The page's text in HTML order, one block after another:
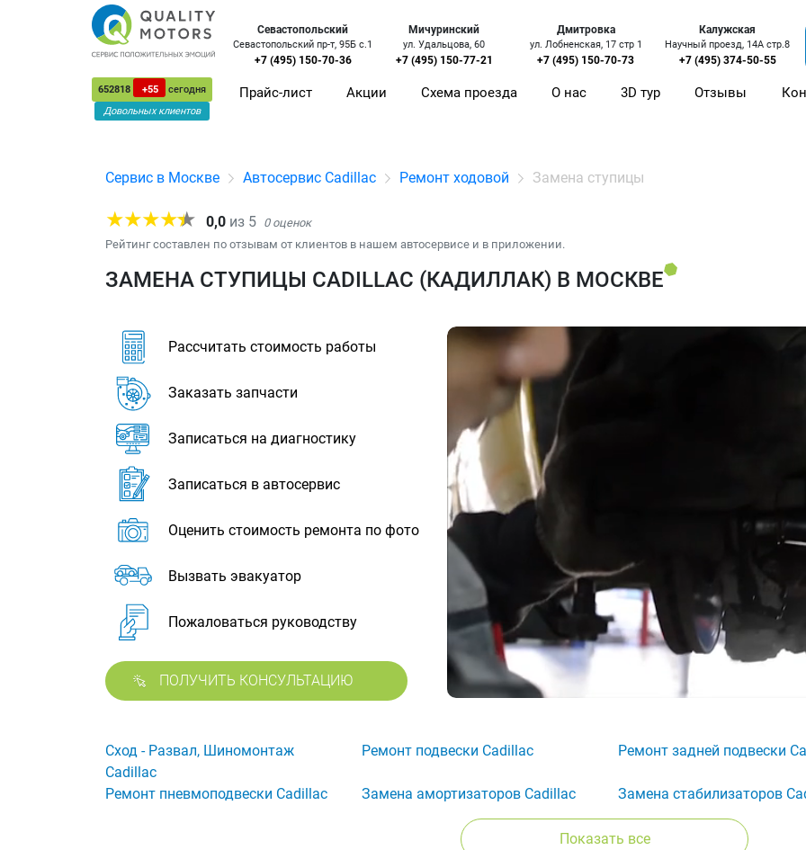
652818 +55
сегодня
Довольных клиентов
Севастопольский
Севастопольский пр-т, 95Б с.1
+7 (495) 150-70-36
Мичуринский
ул. Удальцова, 60
+7 (495) 150-77-21
Дмитровка
ул. Лобненская, 17 стр 1
+7 (495) 150-70-73
Калужская
Научный проезд, 14А стр.8
+7 (495) 374-50-55
Прайс-лист Акции Схема проезда О нас 3D тур Отзывы
Сервис в Москве Автосервис Cadillac Ремонт ходовой Замена ступицы
0,0 из 5 0оценок
Рейтинг составлен по отзывам от клиентов в нашем автосервисе и в приложении.
ЗАМЕНА СТУПИЦЫ CADILLAC (КАДИЛЛАК) В МОСКВЕ
Рассчитать стоимость работы
Заказать запчасти
Записаться на диагностику
Записаться в автосервис
Оценить стоимость ремонта по фото
Вызвать эвакуатор
Пожаловаться руководству
ПОЛУЧИТЬ КОНСУЛЬТАЦИЮ
Сход - Развал, Шиномонтаж
Cadillac
Ремонт подвески Cadillac Ремонт задней подвески
Ремонт пневмоподвески Cadillac
Замена амортизаторов Cadillac Замена стабилизаторов
Показать все